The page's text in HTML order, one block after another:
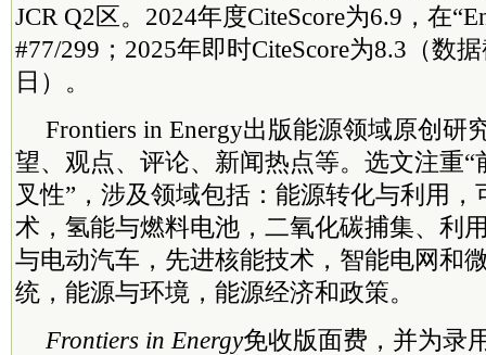
JCR Q2区。2024年度CiteScore为6.9，在
#77/299；2025年即时CiteScore为8.3（数
日）。
Frontiers in Energy出版能源领域原创研
望、观点、评论、新闻热点等。选文注重
叉性”，涉及领域包括：能源转化与利用
术，氢能与燃料电池，二氧化碳捕集、利
与电动汽车，先进核能技术，智能电网和
统，能源与环境，能源经济和政策。
Frontiers in Energy免收版面费，并为录